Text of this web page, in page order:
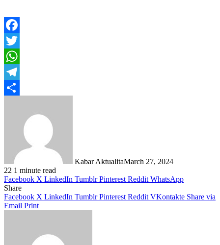
Facebook
Twitter
WhatsApp
Telegram
Kabar AktualitaMarch 27, 2024
22 1 minute read
Facebook X LinkedIn Tumblr Pinterest Reddit WhatsApp
Share
Facebook X LinkedIn Tumblr Pinterest Reddit VKontakte Share via
Email Print